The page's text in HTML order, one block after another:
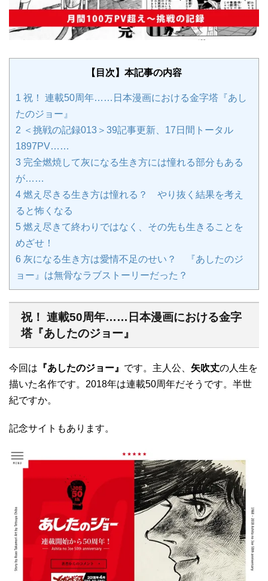
【目次】本記事の内容
1 祝！ 連載50周年……日本漫画における金字塔『あし
たのジョー』
2 ＜挑戦の記録013＞39記事更新、17日間トータル
1897PV……
3 完全燃焼して灰になる生き方には憧れる部分もある
が……
4 燃え尽きる生き方は憧れる？ やり抜く結果を考え
ると怖くなる
5 燃え尽きて終わりではなく、その先も生きることを
めざせ！
6 灰になる生き方は愛情不足のせい？ 『あしたのジ
ョー』は無骨なラブストーリーだった？
祝！ 連載50周年……日本漫画における金字
塔『あしたのジョー』
今回は 『あしたのジョー』 です。主人公、 矢吹丈の人生を
描いた名作です。2018年は連載50周年だそうです。半世
紀ですか。
記念サイトもあります。